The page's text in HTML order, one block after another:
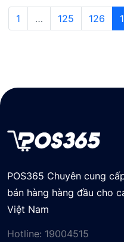
1 … 125 126
POS365 Chuyên cung
bán hàng hàng đầu cho
Việt Nam
Hotline: 19004515